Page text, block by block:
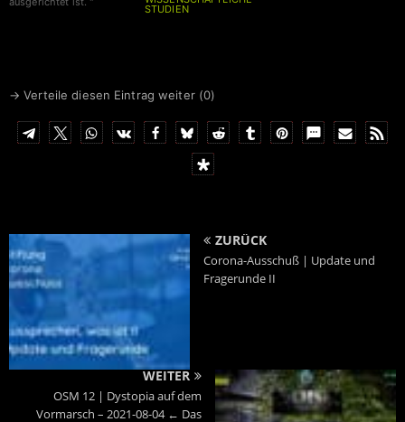
STUDIEN
→ Verteile diesen Eintrag weiter (0)
ZURÜCK
Corona-Ausschuß | Update und
Fragerunde II
WEITER
OSM 12 | Dystopia auf dem
Vormarsch – 2021-08-04 ← Das